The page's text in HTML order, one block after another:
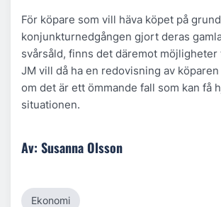
För köpare som vill häva köpet på
konjunkturnedgången gjort deras
svårsåld, finns det däremot möjligheter
JM vill då ha en redovisning av
om det är ett ömmande fall som kan få
situationen.
Av: Susanna Olsson
Ekonomi